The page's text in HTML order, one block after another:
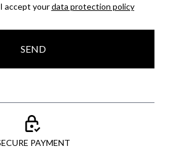
accept yourdata protection policy
SEND
PAYMENT